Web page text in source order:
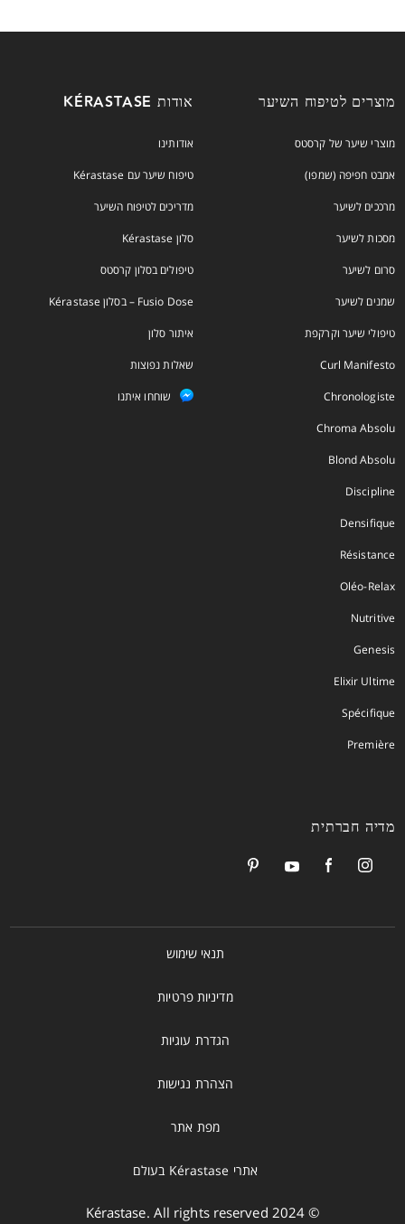
מוצרים לטיפוח השיער
מוצרי שיער של קרסטס
אמבט חפיפה (שמפו)
מרככים לשיער
מסכות לשיער
סרום לשיער
שמנים לשיער
טיפולי שיער וקרקפת
Curl Manifesto
Chronologiste
Chroma Absolu
Blond Absolu
Discipline
Densifique
Résistance
Oléo-Relax
Nutritive
Genesis
Elixir Ultime
Spécifique
Première
אודות KÉRASTASE
אודותינו
טיפוח שיער עם Kérastase
מדריכים לטיפוח השיער
סלון Kérastase
טיפולים בסלון קרסטס
Fusio Dose – בסלון Kérastase
איתור סלון
שאלות נפוצות
שוחחו איתנו
מדיה חברתית
תנאי שימוש
מדיניות פרטיות
הגדרת עוגיות
הצהרת נגישות
מפת אתר
אתרי Kérastase בעולם
© 2024 Kérastase. All rights reserved